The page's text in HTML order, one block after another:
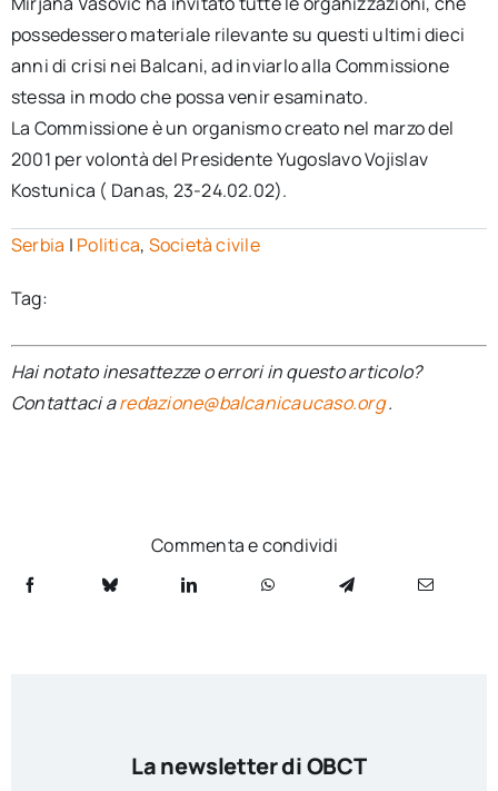
possedessero materiale rilevante su questi ultimi dieci
anni di crisi nei Balcani, ad inviarlo alla Commissione
stessa in modo che possa venir esaminato.
La Commissione è un organismo creato nel marzo del
2001 per volontà del Presidente Yugoslavo Vojislav
Kostunica ( Danas, 23-24.02.02).
Serbia | Politica, Società civile
Tag:
Hai notato inesattezze o errori in questo articolo?
Contattaci aredazione@balcanicaucaso.org.
Commenta e condividi
La newsletter di OBCT